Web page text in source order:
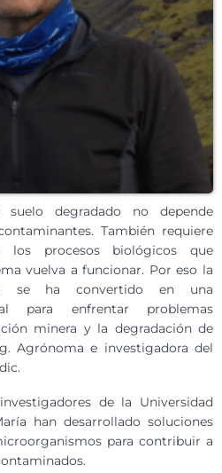
degradado no depende
También requiere
los procesos biológicos que
vuelva a funcionar. Por eso la
se ha convertido en una
para enfrentar problemas
minera y la degradación de
Agrónoma e investigadora del
de la Universidad
han desarrollado soluciones
para contribuir a